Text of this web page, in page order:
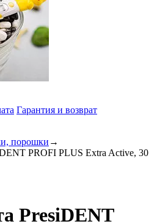
Гарантия и возврат
порошки →
PROFI PLUS Extra Active, 30
PresiDENT